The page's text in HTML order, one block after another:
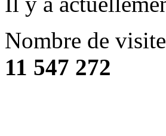
Nombre de
11 547 272